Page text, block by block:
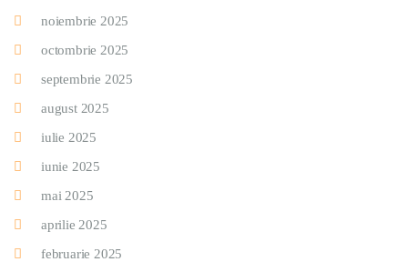
noiembrie 2025
octombrie 2025
septembrie 2025
august 2025
iulie 2025
iunie 2025
mai 2025
aprilie 2025
februarie 2025